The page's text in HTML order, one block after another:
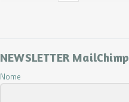
NEWSLETTER MailChimp
Nome